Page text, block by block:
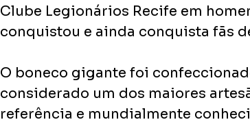
Clube Legionários Recife em
conquistou e ainda conquista fãs
O boneco gigante foi
considerado um dos maiores
referência e mundialmente